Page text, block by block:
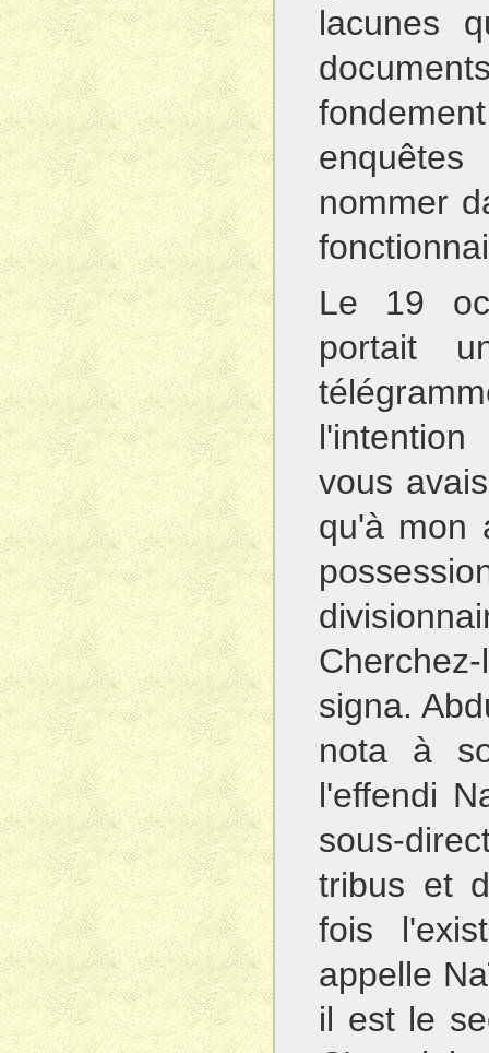
lacunes
nommer
Le 19
portait
vous
qu'à mon
signa.
nota à
l'effendi
sous-
tribus et
fois
appelle
il est le